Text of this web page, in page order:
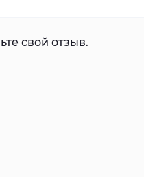
свой отзыв.